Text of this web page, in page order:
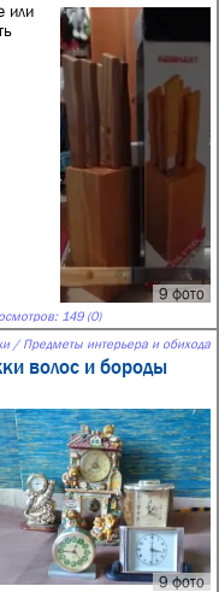
9 фото
или
149 (0)
/ Предметы интерьера и обихода
волос и бороды
9 фото